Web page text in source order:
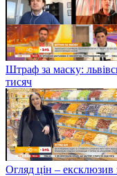
Штраф за маску:
тисяч
Огляд цін – ексклюзив